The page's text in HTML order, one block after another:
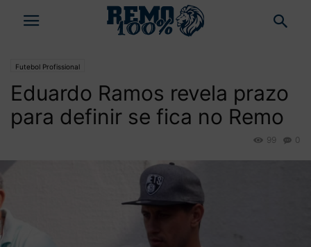
Futebol Profissional
Eduardo Ramos revela prazo
para definir se fica no Remo
0
99